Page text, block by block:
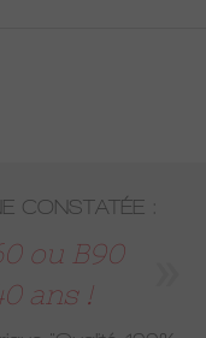
CONSTATÉE :
ou B90
ans !